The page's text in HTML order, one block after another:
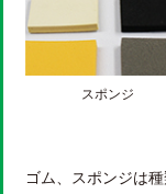
スポンジ
ゴム、スポンジは種